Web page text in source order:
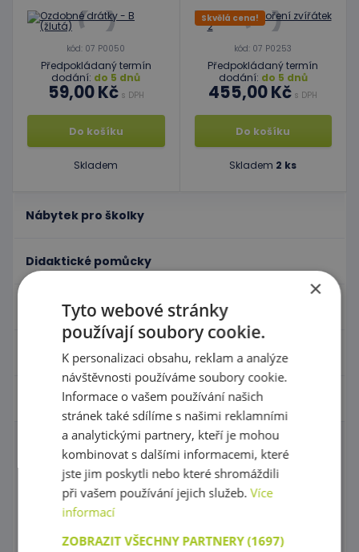
Nábytek pro školky
Didaktické pomůcky
Hračky - Tematika
Hudební nástroje
Výtvarní pomůcky - Kreativita
Výtvarné tabule
Sušičky výkresů
Malířské stojany a tabule
Potřeby na malování
kód: 07 P0050
Předpokládaný termín
dodání: do 5 dnů
59,00 Kčs DPH
Do košíku
Skladem
Skvělá cena!
kód: 07 P0253
Předpokládaný termín
dodání: do 5 dnů
455,00 Kč s DPH
Do košíku
Skladem 2 ks
×
Tyto webové stránky
používají soubory cookie.
K personalizaci obsahu, reklam a analýze
návštěvnosti používáme soubory cookie.
Informace o vašem používání našich
stránek také sdílíme s našimi reklamními
a analytickými partnery, kteří je mohou
kombinovat s dalšími informacemi, které
jste jim poskytli nebo které shromáždili
při vašem používání jejich služeb.Více
informací
ZOBRAZIT VŠECHNY PARTNERY(1697)